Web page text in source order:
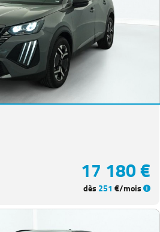
17 180 €
dès 251 €/mois